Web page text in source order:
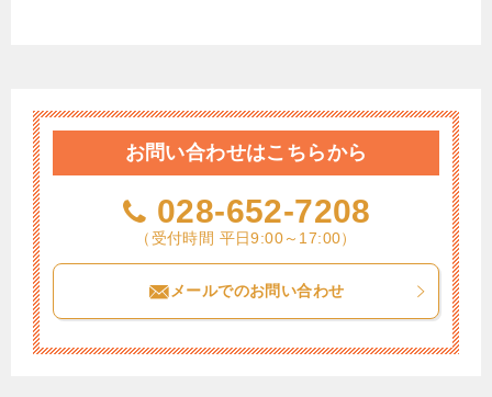
お問い合わせはこちらから
028-652-7208
（受付時間 平日9:00～17:00）
メールでのお問い合わせ